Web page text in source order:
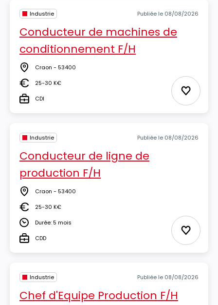
Industrie Publiée le 08/08/2026
Conducteur de machines de
conditionnement F/H
Lieu Craon - 53400
Salaire25-30 K€
TypeCDI Ajouter
Industrie Publiée le 08/08/2026
Conducteur de ligne de
production F/H
Lieu Craon - 53400
Salaire25-30 K€
DuréeDurée: 5 mois
TypeCDD Ajouter
Industrie Publiée le 08/08/2026
Chef d'Equipe Production F/H